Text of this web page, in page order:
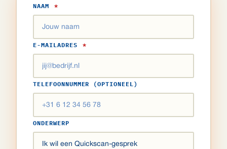
NAAM *
E-MAILADRES *
TELEFOONNUMMER (OPTIONEEL)
ONDERWERP